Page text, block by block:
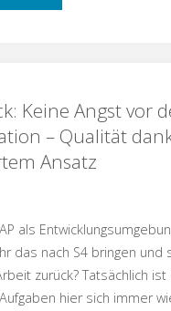
Right
Where
Hurts
Most!"
Keine Angst vor
– Qualität
Ansatz
als
das nach S4 bringen und
zurück? Tatsächlich ist
hier sich immer